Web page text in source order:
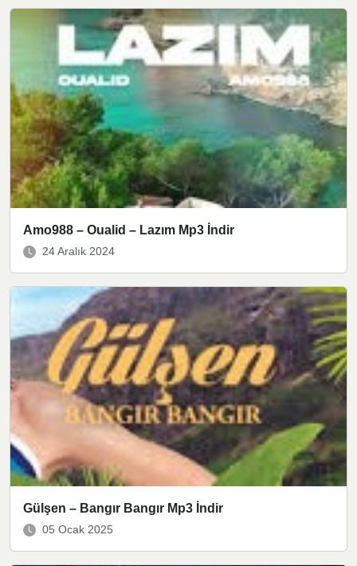
Amo988 – Oualid – Lazım Mp3 İndir
24 Aralık 2024
Gülşen – Bangır Bangır Mp3 İndir
05 Ocak 2025